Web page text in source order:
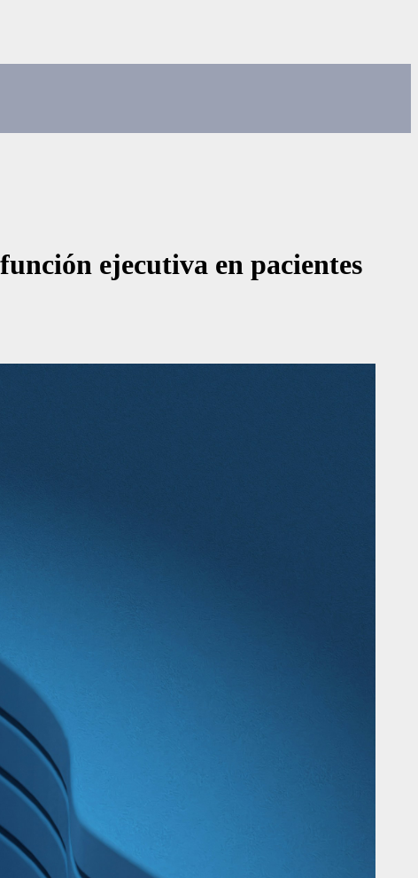
ejecutiva en pacientes